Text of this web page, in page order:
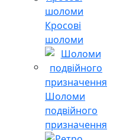
Кросові
шоломи
Шоломи
подвійного
призначення